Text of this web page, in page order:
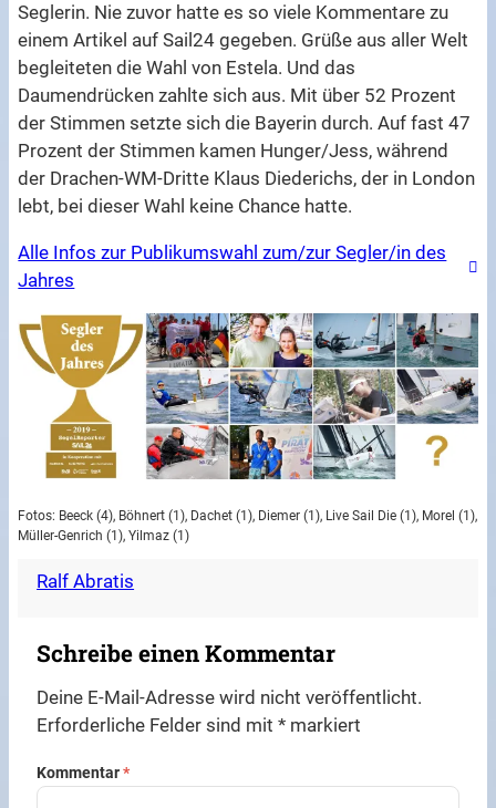
Seglerin. Nie zuvor hatte es so viele Kommentare zu
einem Artikel auf Sail24 gegeben. Grüße aus aller Welt
begleiteten die Wahl von Estela. Und das
Daumendrücken zahlte sich aus. Mit über 52 Prozent
der Stimmen setzte sich die Bayerin durch. Auf fast 47
Prozent der Stimmen kamen Hunger/Jess, während
der Drachen-WM-Dritte Klaus Diederichs, der in London
lebt, bei dieser Wahl keine Chance hatte.
Alle Infos zur Publikumswahl zum/zur Segler/in des
Jahres
Fotos: Beeck (4), Böhnert (1), Dachet (1), Diemer (1), Live Sail Die (1), Morel (1),
Müller-Genrich (1), Yilmaz (1)
Ralf Abratis
Schreibe einen Kommentar
Deine E-Mail-Adresse wird nicht veröffentlicht.
Erforderliche Felder sind mit* markiert
Kommentar*